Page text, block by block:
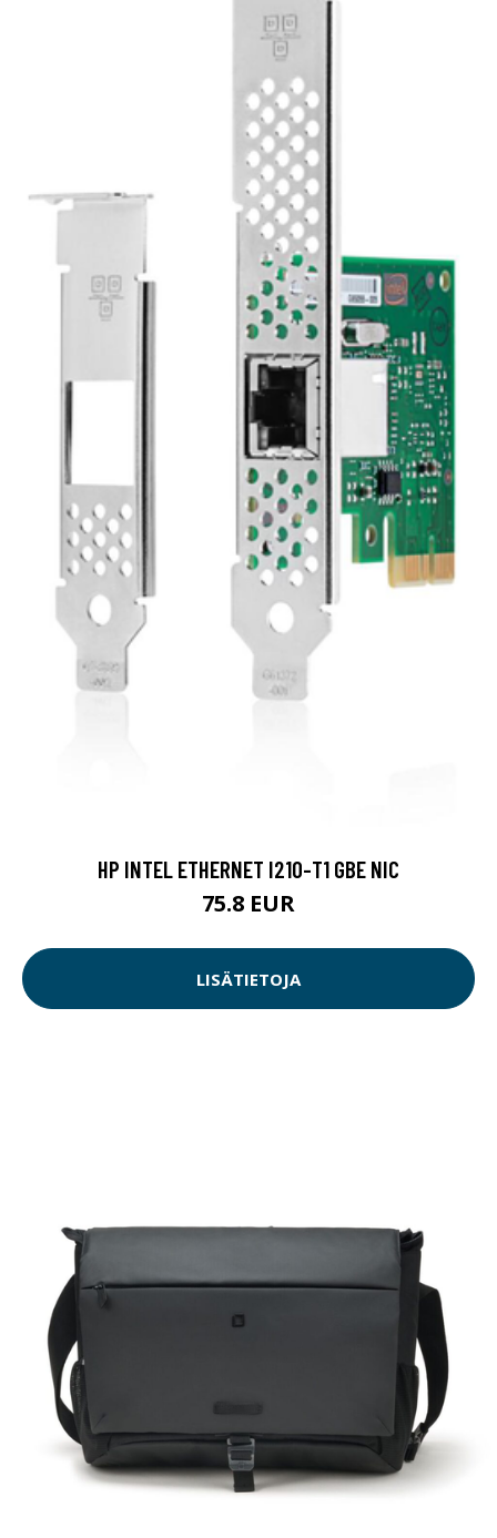
HP INTEL ETHERNET I210-T1 GBE NIC
75.8 EUR
LISÄTIETOJA